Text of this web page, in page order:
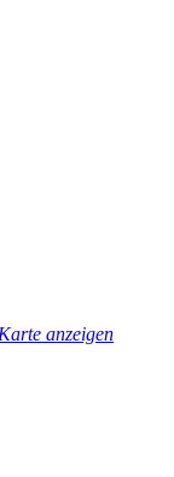
anzeigen